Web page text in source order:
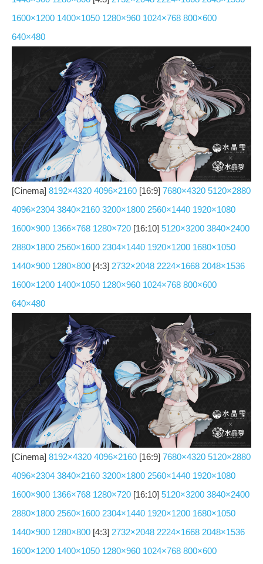
1600×1200 1400×1050 1280×960 1024×768 800×600
640×480
[Cinema] 8192×4320 4096×2160 [16:9] 7680×4320 5120×2880
4096×2304 3840×2160 3200×1800 2560×1440 1920×1080
1600×900 1366×768 1280×720 [16:10] 5120×3200 3840×2400
2880×1800 2560×1600 2304×1440 1920×1200 1680×1050
1440×900 1280×800 [4:3] 2732×2048 2224×1668 2048×1536
1600×1200 1400×1050 1280×960 1024×768 800×600
640×480
[Cinema] 8192×4320 4096×2160 [16:9] 7680×4320 5120×2880
4096×2304 3840×2160 3200×1800 2560×1440 1920×1080
1600×900 1366×768 1280×720 [16:10] 5120×3200 3840×2400
2880×1800 2560×1600 2304×1440 1920×1200 1680×1050
1440×900 1280×800 [4:3] 2732×2048 2224×1668 2048×1536
1600×1200 1400×1050 1280×960 1024×768 800×600